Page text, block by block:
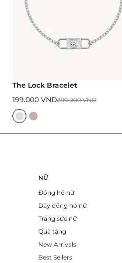
The Lock Bracelet
399.000VND
199.000 VND
NỮ
Đồng hồ nữ
Dây đồng hồ nữ
Trang sức nữ
Quà tặng
New Arrivals
Best Sellers